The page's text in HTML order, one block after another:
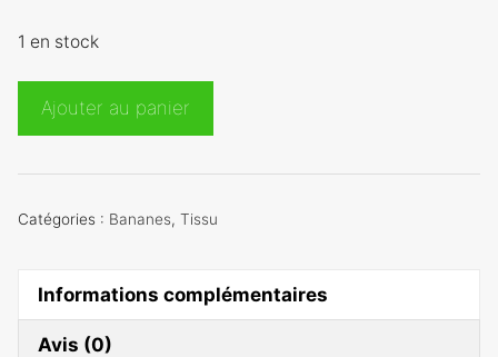
1 en stock
quantité
fleurs
Ajouter au panier
Catégories : Bananes, Tissu
Informations complémentaires
Avis (0)